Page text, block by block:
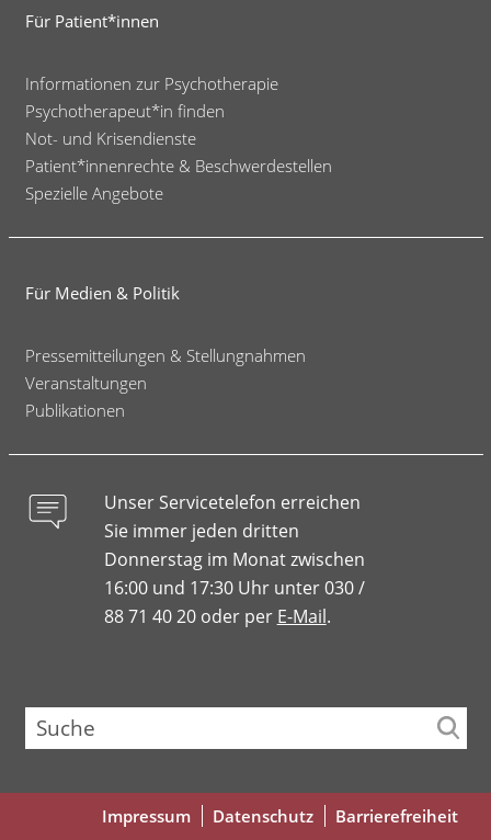
Für Patient*innen
Informationen zur Psychotherapie
Psychotherapeut*in finden
Not- und Krisendienste
Patient*innenrechte & Beschwerdestellen
Spezielle Angebote
Für Medien & Politik
Pressemitteilungen & Stellungnahmen
Veranstaltungen
Publikationen
Unser Servicetelefon erreichen
Sie immer jeden dritten
Donnerstag im Monat zwischen
16:00 und 17:30 Uhr unter 030 /
88 71 40 20 oder per E-Mail.
Suche
Fußbereichsmenü
Impressum Datenschutz Barrierefreiheit